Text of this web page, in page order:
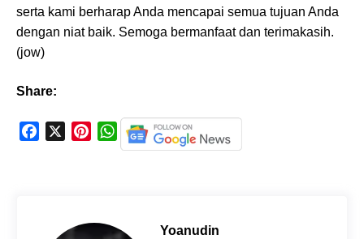
serta kami berharap Anda mencapai semua tujuan Anda
dengan niat baik. Semoga bermanfaat dan terimakasih.
(jow)
Share:
r
W
h
A
Yoanudin